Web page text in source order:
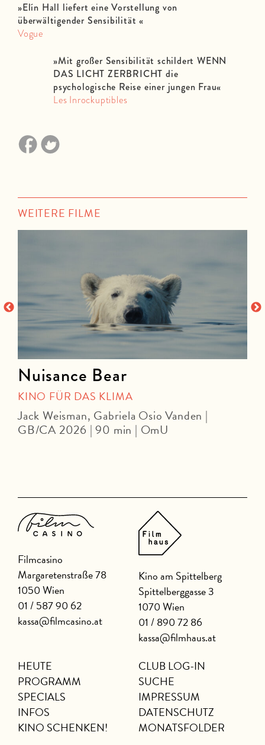
»Elín Hall liefert eine Vorstellung von
überwältigender Sensibilität«
Vogue
»Mit großer Sensibilität schildert WENN
DAS LICHT ZERBRICHT die
psychologische Reise einer jungen Frau«
Les Inrockuptibles
WEITERE FILME
Nuisance Bear
KINO FÜR DAS KLIMA
Jack Weisman, Gabriela Osio Vanden |
GB/CA 2026 | 90 min | OmU
Filmcasino
Margaretenstraße 78
1050 Wien
01 / 587 90 62
kassa@filmcasino.at
Kino am Spittelberg
Spittelberggasse 3
1070 Wien
01 / 890 72 86
kassa@filmhaus.at
HEUTE
PROGRAMM
SPECIALS
INFOS
KINO SCHENKEN!
CLUB LOG-IN
SUCHE
IMPRESSUM
DATENSCHUTZ
MONATSFOLDER